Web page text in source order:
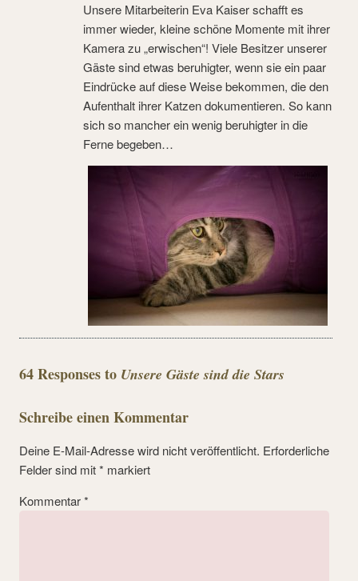
Unsere Mitarbeiterin Eva Kaiser schafft es
immer wieder, kleine schöne Momente mit ihrer
Kamera zu „erwischen“! Viele Besitzer unserer
Gäste sind etwas beruhigter, wenn sie ein paar
Eindrücke auf diese Weise bekommen, die den
Aufenthalt ihrer Katzen dokumentieren. So kann
sich so mancher ein wenig beruhigter in die
Ferne begeben…
64 Responses to Unsere Gäste sind die Stars
Schreibe einen Kommentar
Deine E-Mail-Adresse wird nicht veröffentlicht. Erforderliche
Felder sind mit* markiert
Kommentar*